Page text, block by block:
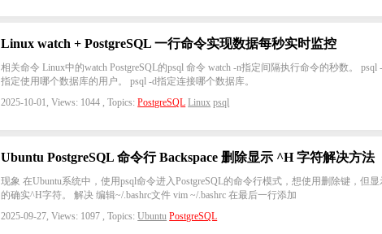
Linux watch + PostgreSQL 一行命令实现数据每秒实时监控
相关命令 Linux中的watch PostgreSQL的psql 命令 watch -n指定间隔执行命令的秒数。 psql
指定使用哪个数据库的用户。 psql -d指定连接哪个数据库。
2025-10-01, Views: 1044 , Topics:PostgreSQL Linux psql
Ubuntu PostgreSQL 命令行 Backspace 删除显示 ^H 字符解决方法
现象 在Ubuntu系统中，使用psql命令进入PostgreSQL的命令行模式，想使用删除键，但显
的确实^H字符。 解决 编辑~/.bashrc文件 vim ~/.bashrc 在最后一行添加
2025-09-27, Views: 1097 , Topics:Ubuntu PostgreSQL